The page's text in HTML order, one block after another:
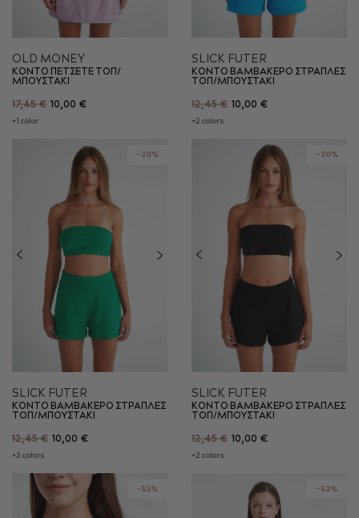
OLD MONEY
ΚΟΝΤΟ ΠΕΤΣΕΤΕ ΤΟΠ/
ΜΠΟΥΣΤΑΚΙ
17,45 € 10,00 €
+1 color
SLICK FUTER
ΚΟΝΤΟ ΒΑΜΒΑΚΕΡΟ ΣΤΡΑΠΛΕΣ
ΤΟΠ/ΜΠΟΥΣΤΑΚΙ
12,45 € 10,00 €
+2 colors
-20%
SLICK FUTER
ΚΟΝΤΟ ΒΑΜΒΑΚΕΡΟ ΣΤΡΑΠΛΕΣ
ΤΟΠ/ΜΠΟΥΣΤΑΚΙ
12,45 € 10,00 €
+2 colors
-20%
SLICK FUTER
ΚΟΝΤΟ ΒΑΜΒΑΚΕΡΟ ΣΤΡΑΠΛΕΣ
ΤΟΠ/ΜΠΟΥΣΤΑΚΙ
12,45 € 10,00 €
+2 colors
-52% -52%